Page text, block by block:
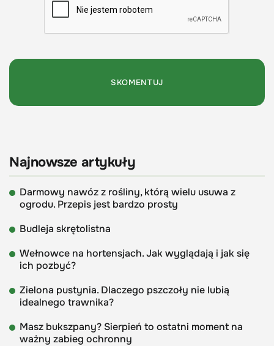
Najnowsze artykuły
Darmowy nawóz z rośliny, którą wielu usuwa z
ogrodu. Przepis jest bardzo prosty
Budleja skrętolistna
Wełnowce na hortensjach. Jak wyglądają i jak się
ich pozbyć?
Zielona pustynia. Dlaczego pszczoły nie lubią
idealnego trawnika?
Masz bukszpany? Sierpień to ostatni moment na
ważny zabieg ochronny